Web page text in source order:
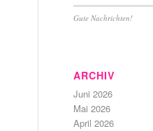
Gute Nachrichten!
ARCHIV
Juni 2026
Mai 2026
April 2026